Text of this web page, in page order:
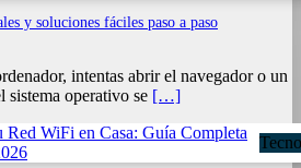
y soluciones fáciles paso a paso
intentas abrir el navegador o un
sistema operativo se […]